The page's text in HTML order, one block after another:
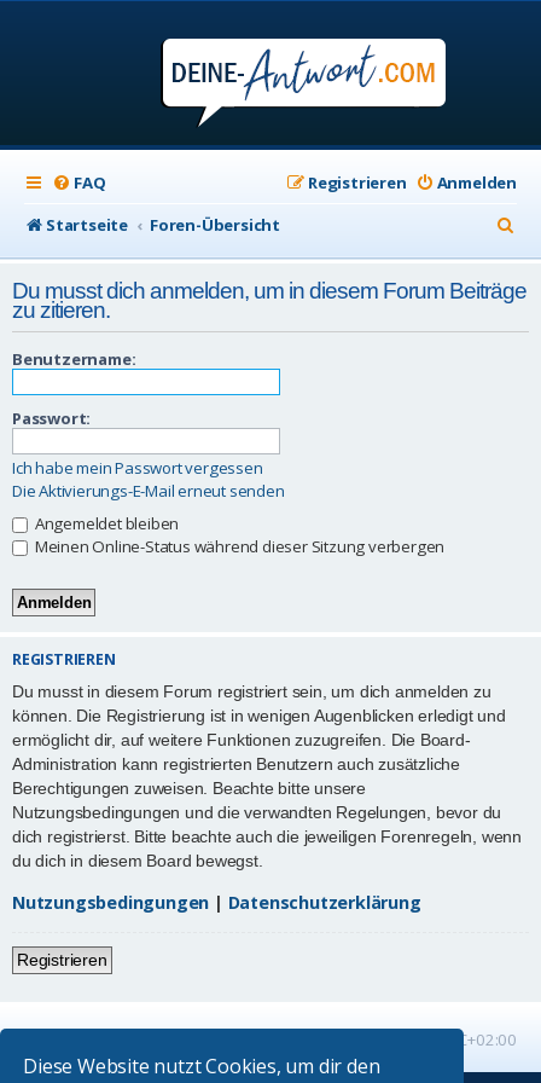
Diese Website nutzt Cookies, um dir den
FAQ Anmelden
Registrieren
Startseite
Foren-Übersicht
u
c
h
Du musst dich anmelden, um in diesem Forum Beiträge
zu zitieren.
Benutzername:
Passwort:
Ich habe mein Passwort vergessen
Die Aktivierungs-E-Mail erneut senden
Angemeldet bleiben
Meinen Online-Status während dieser Sitzung verbergen
REGISTRIEREN
Du musst in diesem Forum registriert sein, um dich anmelden zu
können. Die Registrierung ist in wenigen Augenblicken erledigt und
ermöglicht dir, auf weitere Funktionen zuzugreifen. Die Board-
Administration kann registrierten Benutzern auch zusätzliche
Berechtigungen zuweisen. Beachte bitte unsere
Nutzungsbedingungen und die verwandten Regelungen, bevor du
dich registrierst. Bitte beachte auch die jeweiligen Forenregeln, wenn
du dich in diesem Board bewegst.
Nutzungsbedingungen | Datenschutzerklärung
Registrieren
UTC+02:00